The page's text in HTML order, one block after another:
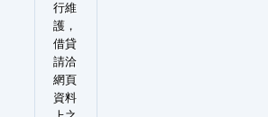
行維
護，
借貸
請洽
網頁
資料